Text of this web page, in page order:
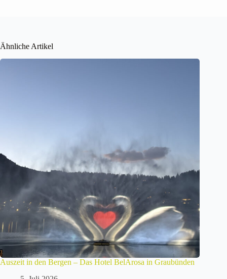
Ähnliche Artikel
Auszeit in den Bergen – Das Hotel BelArosa in Graubünden